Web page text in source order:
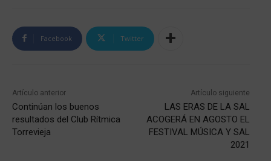
Facebook Twitter
Artículo anterior
Continúan los buenos
resultados del Club Rítmica
Torrevieja
Artículo siguiente
LAS ERAS DE LA SAL
ACOGERÁ EN AGOSTO EL
FESTIVAL MÚSICA Y SAL
2021